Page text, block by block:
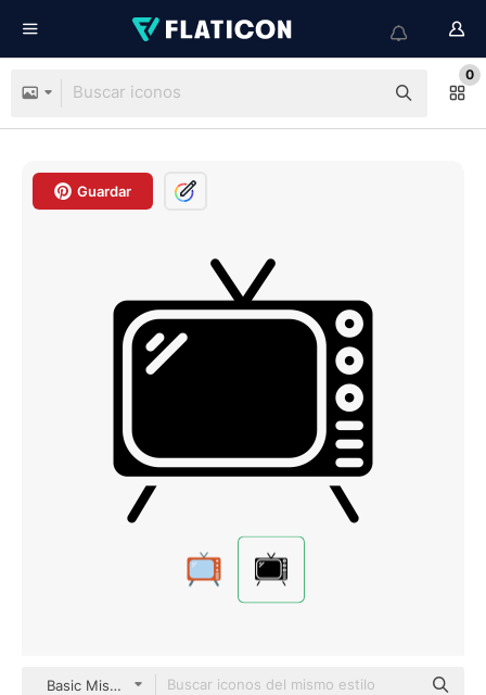
0
Guardar
Basic Miscellany Fill